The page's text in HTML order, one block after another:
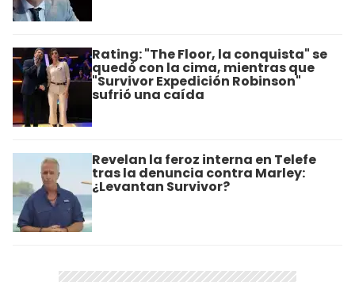
Rating: "The Floor, la conquista" se
quedó con la cima, mientras que
"Survivor Expedición Robinson"
sufrió una caída
Revelan la feroz interna en Telefe
tras la denuncia contra Marley:
¿Levantan Survivor?